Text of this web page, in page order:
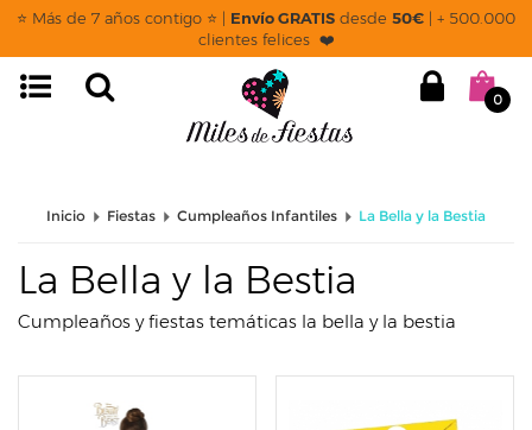
⭐ Más de 7 años contigo ⭐ | Envío GRATIS desde 50€ | + 500.000
clientes felices ❤️
0
page: listado
Inicio Fiestas Cumpleaños Infantiles La Bella y la Bestia
La Bella y la Bestia
Cumpleaños y fiestas temáticas la bella y la bestia